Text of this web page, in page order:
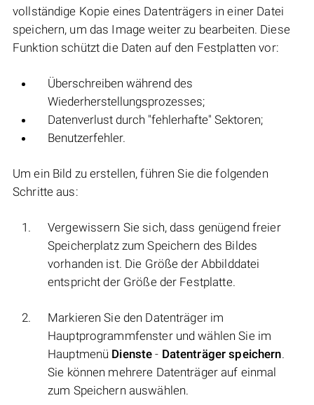
vollständige Kopie eines Datenträgers in einer Datei
speichern, um das Image weiter zu bearbeiten. Diese
Funktion schützt die Daten auf den Festplatten vor:
Überschreiben während des
Wiederherstellungsprozesses;
Datenverlust durch "fehlerhafte" Sektoren;
Benutzerfehler.
Um ein Bild zu erstellen, führen Sie die folgenden
Schritte aus:
Vergewissern Sie sich, dass genügend freier
Speicherplatz zum Speichern des Bildes
vorhanden ist. Die Größe der Abbilddatei
entspricht der Größe der Festplatte.
Markieren Sie den Datenträger im
Hauptprogrammfenster und wählen Sie im
Hauptmenü Dienste - Datenträger speichern.
Sie können mehrere Datenträger auf einmal
zum Speichern auswählen.